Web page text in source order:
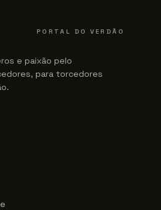
PORTAL DO VERDÃO
e paixão pelo
para torcedores